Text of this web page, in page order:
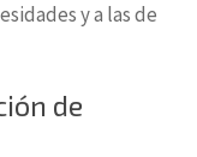
y a las de
de